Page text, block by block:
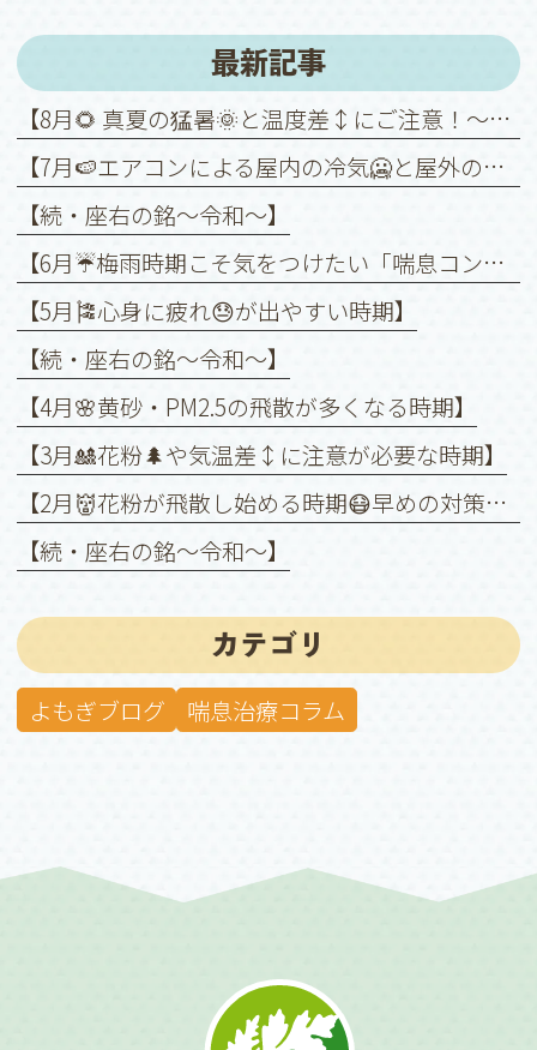
最新記事
【8月🌻 真夏の猛暑🌞と温度差↕️にご注意！～喘息を悪化させないために～】
【7月🍉エアコンによる屋内の冷気🥶と屋外の暑さ🥵との温度差↕️に注意！】
【続・座右の銘〜令和〜】
【6月☔️梅雨時期こそ気をつけたい「喘息コントロール」】
【5月🎏心身に疲れ😓が出やすい時期】
【続・座右の銘〜令和〜】
【4月🌸黄砂・PM2.5の飛散が多くなる時期】
【3月🎎花粉🌲や気温差↕️に注意が必要な時期】
【2月👹花粉が飛散し始める時期😷早めの対策を❗️】
【続・座右の銘〜令和〜】
カテゴリ
よもぎブログ 喘息治療コラム